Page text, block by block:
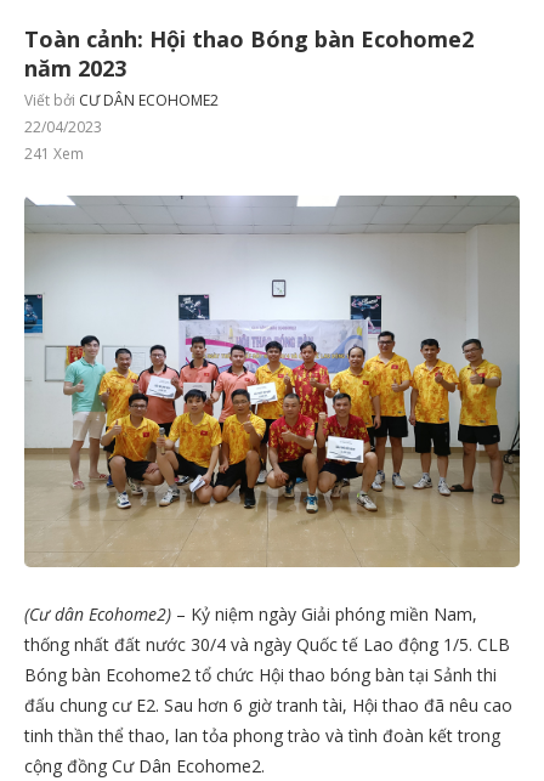
Toàn cảnh: Hội thao Bóng bàn Ecohome2
năm 2023
Viết bởi CƯ DÂN ECOHOME2
22/04/2023
241 Xem
(Cư dân Ecohome2) – Kỷ niệm ngày Giải phóng miền Nam,
thống nhất đất nước 30/4 và ngày Quốc tế Lao động 1/5. CLB
Bóng bàn Ecohome2 tổ chức Hội thao bóng bàn tại Sảnh thi
đấu chung cư E2. Sau hơn 6 giờ tranh tài, Hội thao đã nêu cao
tinh thần thể thao, lan tỏa phong trào và tình đoàn kết trong
cộng đồng Cư Dân Ecohome2.